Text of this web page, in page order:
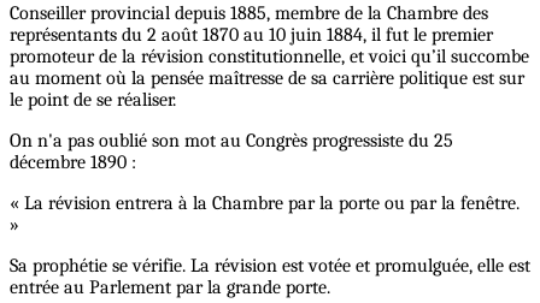
Conseiller provincial depuis 1885, membre de la Chambre des
représentants du 2 août 1870 au 10 juin 1884, il fut le premier
promoteur de la révision constitutionnelle, et voici qu’il succombe
au moment où la pensée maîtresse de sa carrière politique est sur
le point de se réaliser.
On n'a pas oublié son mot au Congrès progressiste du 25
décembre 1890 :
« La révision entrera à la Chambre par la porte ou par la fenêtre.
»
Sa prophétie se vérifie. La révision est votée et promulguée, elle est
entrée au Parlement par la grande porte.